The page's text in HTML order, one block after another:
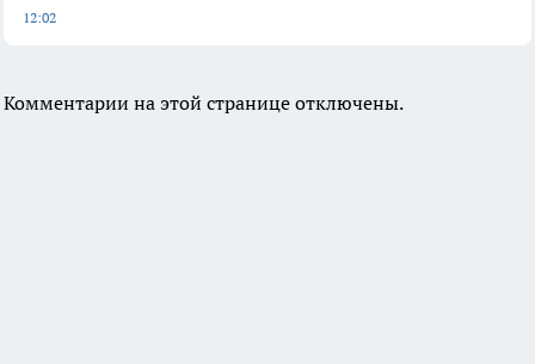
12:02
Комментарии на этой странице отключены.